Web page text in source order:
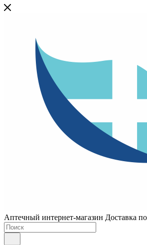
Аптечный интернет-магазин Доставка